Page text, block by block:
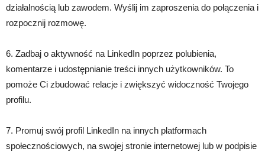
działalnością lub zawodem. Wyślij im zaproszenia do połączenia i
rozpocznij rozmowę.
6. Zadbaj o aktywność na LinkedIn poprzez polubienia,
komentarze i udostępnianie treści innych użytkowników. To
pomoże Ci zbudować relacje i zwiększyć widoczność Twojego
profilu.
7. Promuj swój profil LinkedIn na innych platformach
społecznościowych, na swojej stronie internetowej lub w podpisie